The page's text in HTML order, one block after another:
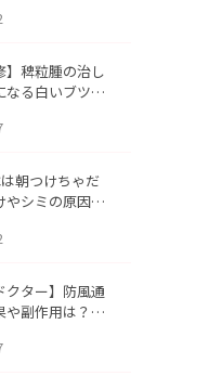
】稗粒腫の治し
なる白いブツブ
朝つけちゃだ
やシミの原因に
クター】防風通
や副作用は？長